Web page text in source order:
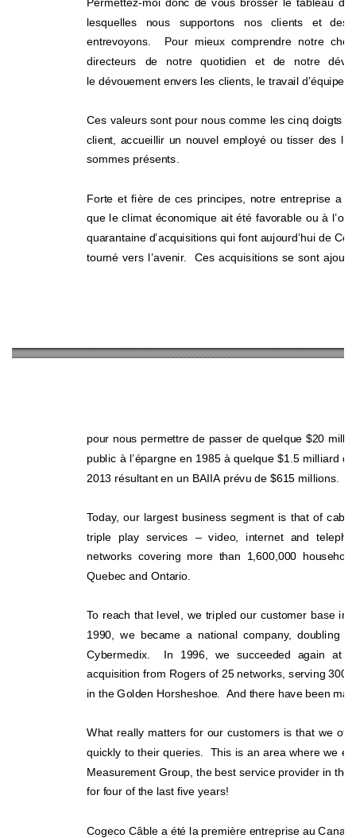
lesquelles nous supportons nos clients et des
entrevoyons.  Pour mieux comprendre notre c
directeurs de notre quotidien et de notre
le dévouement envers les clients, le travail d’équipe,
Ces valeurs sont pour nous comme les cinq doigts
client, accueillir un nouvel employé ou tisser des
sommes présents.
Forte et fière de ces principes, notre entreprise a
que le climat économique ait été favorable ou à
quarantaine d’acquisitions qui font aujourd’hui de
tourné vers l’avenir.  Ces acquisitions se sont
pour nous permettre de passer de quelque $20
public à l’épargne en 1985 à quelque $1.5 milliard
2013 résultant en un BAIIA prévu de $615 millions.
Today, our largest business segment is that of
triple play services – video, internet and
networks covering more than 1,600,000
Quebec and Ontario.
To reach that level, we tripled our customer base in
1990, we became a national company, doubling
Cybermedix.  In 1996, we succeeded again at
acquisition from Rogers of 25 networks, serving
in the Golden Horsheshoe.  And there have been
What really matters for our customers is that we
quickly to their queries.  This is an area where we
Measurement Group, the best service provider in the
for four of the last five years!
Cogeco Câble a été la première entreprise au